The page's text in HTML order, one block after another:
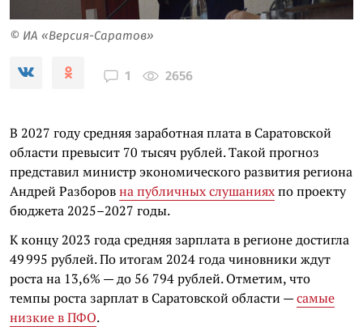
© ИА «Версия-Саратов»
1 2656
В 2027 году средняя заработная плата в Саратовской
области превысит 70 тысяч рублей. Такой прогноз
представил министр экономического развития региона
Андрей Разборовна публичных слушанияхпо проекту
бюджета 2025–2027 годы.
К концу 2023 года средняя зарплата в регионе достигла
49 995 рублей. По итогам 2024 года чиновники ждут
роста на 13,6% — до 56 794 рублей. Отметим, что
темпы роста зарплат в Саратовской области —самые
низкие в ПФО.